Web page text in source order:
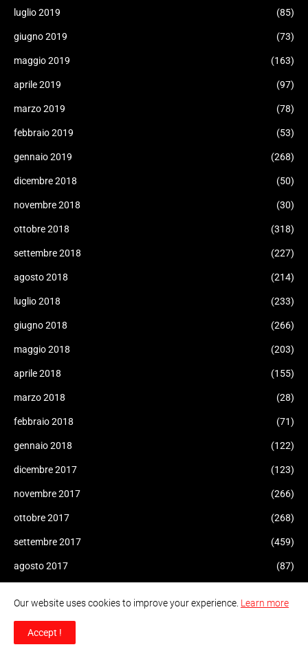
luglio 2019 (85)
giugno 2019 (73)
maggio 2019 (163)
aprile 2019 (97)
marzo 2019 (78)
febbraio 2019 (53)
gennaio 2019 (268)
dicembre 2018 (50)
novembre 2018 (30)
ottobre 2018 (318)
settembre 2018 (227)
agosto 2018 (214)
luglio 2018 (233)
giugno 2018 (266)
maggio 2018 (203)
aprile 2018 (155)
marzo 2018 (28)
febbraio 2018 (71)
gennaio 2018 (122)
dicembre 2017 (123)
novembre 2017 (266)
ottobre 2017 (268)
settembre 2017 (459)
agosto 2017 (87)
maggio 2017
Our website uses cookies to improve your experience. Learn more
Accept !